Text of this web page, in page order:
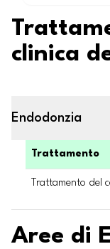
clinica
Endodonzia
Trattamento
Trattamento del
Aree di